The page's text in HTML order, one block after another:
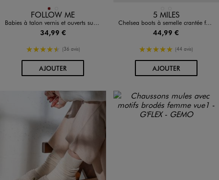
Disponible en 2 coloris
BORDEAUX
FOLLOW ME
Babies à talon vernis et ouverts sur l'arrière femme
34,99 €
4.5/5 de moyenne
(36 avis)
AJOUTERAU PANIER
Disponible en 2 coloris
5 MILES
Chelsea boots à semelle crantée femme - 5 Miles
44,99 €
5/5 de moyenne
(44 avis)
AJOUTERAU PANIER